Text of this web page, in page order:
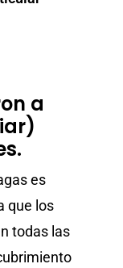
a
es
que los
todas las